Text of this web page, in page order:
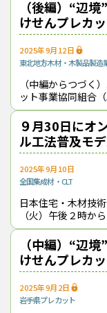
（後編）“辺
けせんプレカ
＆対論】
2025年9月12日
東北地方木材・木製品製造
（中編からつづく
ット事業協同組合
に全国屈指の国産
郎氏はさらに先を
９月30日にオ
ル工法普及モ
オフィス～セ
2025年9月10日
全国集成材・CLT
日本住宅・木材技
（火）午後２時か
パネル工法普及モ
を開催する。追手
（中編）“辺
けせんプレカ
藤日雄のルポ
2025年9月2日
岩手県プレカット